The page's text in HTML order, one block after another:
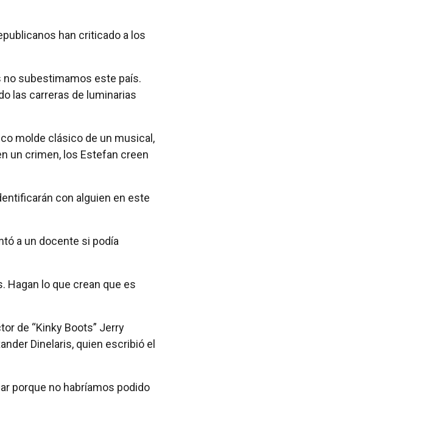
han criticado a los
no subestimamos este país.
las carreras de luminarias
molde clásico de un musical,
un crimen, los Estefan creen
con alguien en este
a un docente si podía
Hagan lo que crean que es
de “Kinky Boots” Jerry
Dinelaris, quien escribió el
porque no habríamos podido